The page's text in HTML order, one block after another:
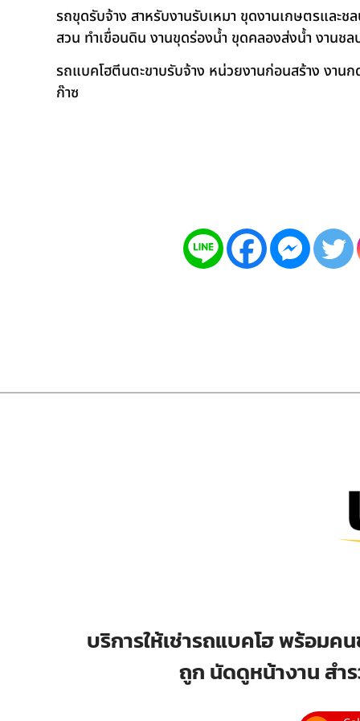
รถขุดรับจ้าง สาหรับงานรับเหมา ขุดงานเกษตรและ
สวน ทำเขื่อนดิน งานขุดร่องน้ำ ขุดคลองส่งน้ำ งานช
รถแบคโฮตีนตะขาบรับจ้าง หน่วยงานก่อนสร้าง งาน
ก๊าซ
บริการให้เช่ารถแบคโฮ พร้อมค
ถูก นัดดูหน้างาน สำ